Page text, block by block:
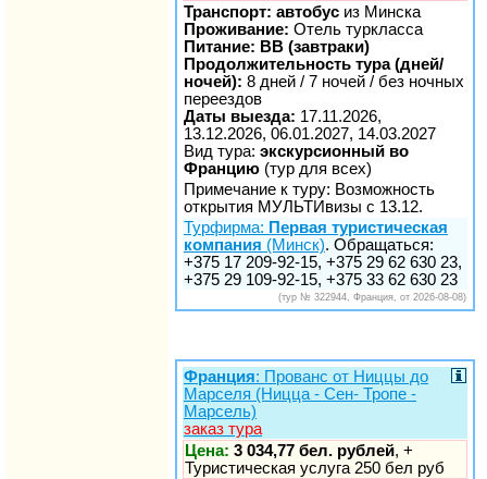
Транспорт: автобус из Минска
Проживание: Отель туркласса
Питание: BB (завтраки)
Продолжительность тура (дней/
ночей): 8 дней / 7 ночей / без ночных
переездов
Даты выезда: 17.11.2026,
13.12.2026, 06.01.2027, 14.03.2027
Вид тура: экскурсионный во
Францию (тур для всех)
Примечание к туру: Возможность
открытия МУЛЬТИвизы с 13.12.
Турфирма: Первая туристическая
компания (Минск). Обращаться:
+375 17 209-92-15, +375 29 62 630 23,
+375 29 109-92-15, +375 33 62 630 23
(тур № 322944, Франция, от 2026-08-08)
Франция: Прованс от Ниццы до
Марселя (Ницца - Сен- Тропе -
Марсель)
заказ тура
Цена: 3 034,77 бел. рублей, +
Туристическая услуга 250 бел руб